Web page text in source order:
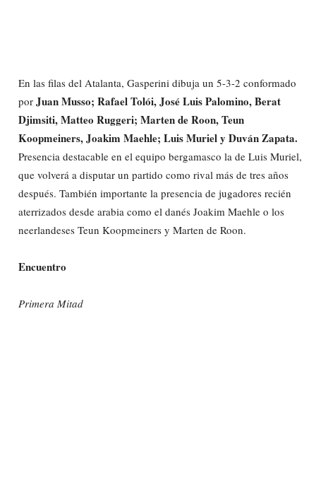
En las filas del Atalanta, Gasperini dibuja un 5-3-2 conformado
por Juan Musso; Rafael Tolói, José Luis Palomino, Berat
Djimsiti, Matteo Ruggeri; Marten de Roon, Teun
Koopmeiners, Joakim Maehle; Luis Muriel y Duván Zapata.
Presencia destacable en el equipo bergamasco la de Luis Muriel,
que volverá a disputar un partido como rival más de tres años
después. También importante la presencia de jugadores recién
aterrizados desde arabia como el danés Joakim Maehle o los
neerlandeses Teun Koopmeiners y Marten de Roon.
Encuentro
Primera Mitad